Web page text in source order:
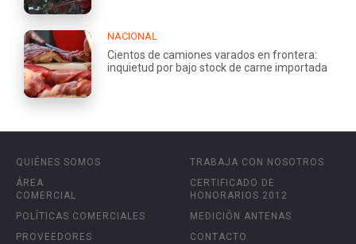
NACIONAL
Cientos de camiones varados en frontera:
inquietud por bajo stock de carne importada
QUIÉNES SOMOS
ÁREA
COMERCIAL
POLÍTICAS COMERCIALES
PROVEEDORES
TRABAJA CON NOSOTROS
CERTIFICADO DE
HONORARIOS 2012
MEDICIÓN ANTENAS
CONTACTO